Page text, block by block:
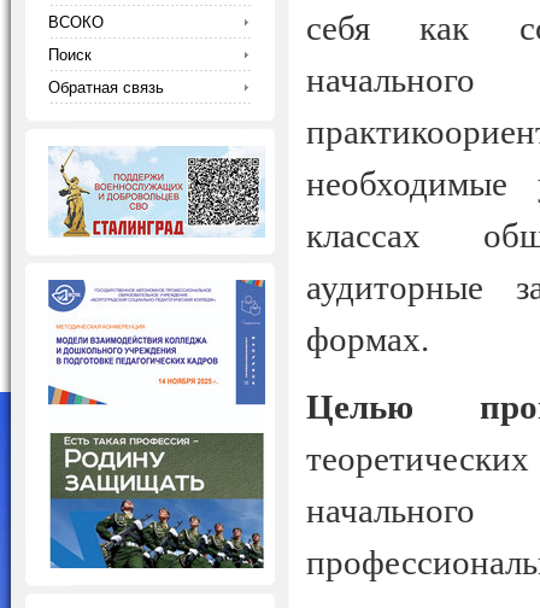
себя как
классах
аудиторные
формах.
Целью
ВСОКО
Поиск
Обратная связь